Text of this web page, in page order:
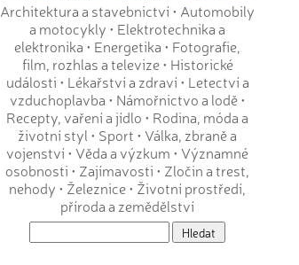
Architektura a stavebnictví• Automobily
a motocykly • Elektrotechnika a
elektronika • Energetika • Fotografie,
film, rozhlas a televize• Historické
události • Lékařství a zdraví• Letectví a
vzduchoplavba • Námořnictvo a lodě•
Recepty, vaření a jídlo • Rodina, móda a
životní styl • Sport • Válka, zbraně a
vojenství• Věda a výzkum • Významné
osobnosti • Zajímavosti • Zločin a trest,
nehody • Železnice• Životní prostředí,
příroda a zemědělství